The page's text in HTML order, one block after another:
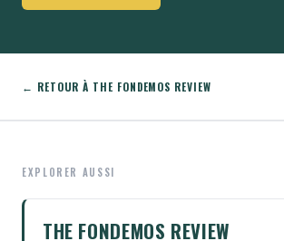
← RETOUR À THE FONDEMOS REVIEW
EXPLORER AUSSI
THE FONDEMOS REVIEW